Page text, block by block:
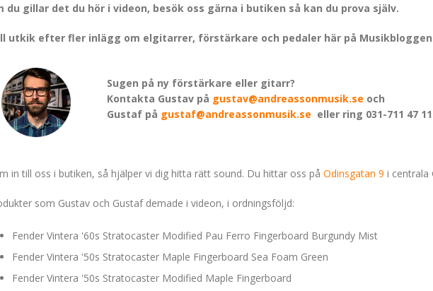
du gillar det du hör i videon, besök oss gärna i butiken så kan du prova själv.
utkik efter fler inlägg om elgitarrer, förstärkare och pedaler här på
Sugen på ny förstärkare eller gitarr?
Kontakta Gustav på gustav@andreassonmusik.se och
Gustaf på gustaf@andreassonmusik.se eller ring 031-711 47
in till oss i butiken, så hjälper vi dig hitta rätt sound. Du hittar oss på Odinsgatan 9 i centrala
som Gustav och Gustaf demade i videon, i ordningsföljd:
Fender Vintera '60s Stratocaster Modified Pau Ferro Fingerboard Burgundy Mist
Fender Vintera '50s Stratocaster Maple Fingerboard Sea Foam Green
Fender Vintera '50s Stratocaster Modified Maple Fingerboard